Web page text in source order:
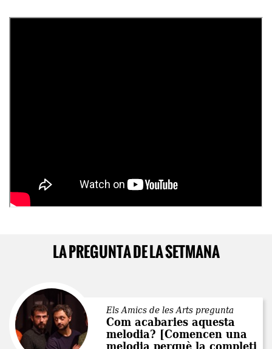
LA PREGUNTA DE LA SETMANA
Els Amics de les Arts pregunta
Com acabaries aquesta
melodia? [Comencen una